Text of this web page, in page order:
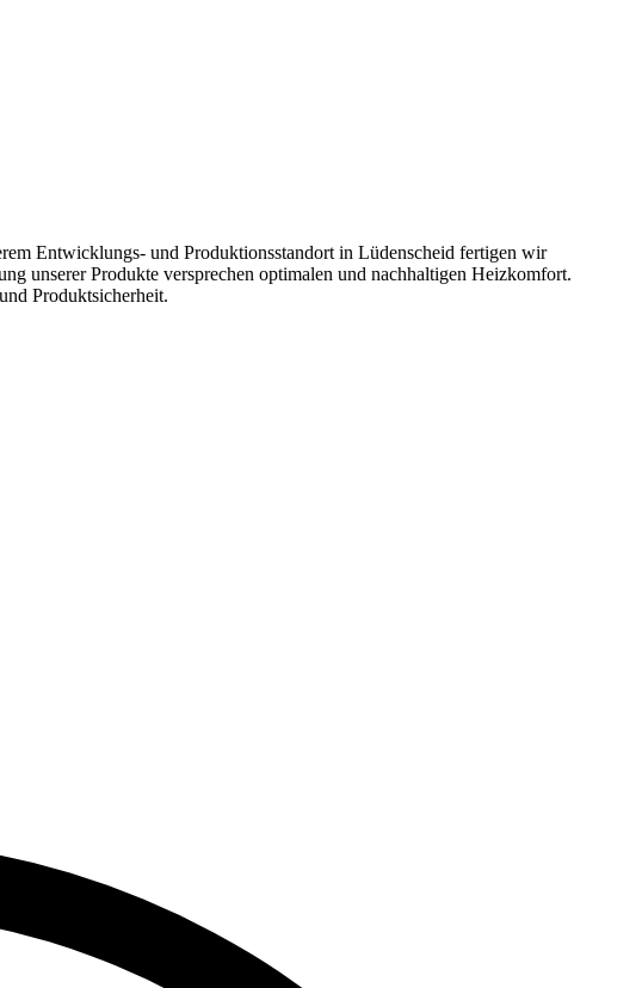
Entwicklungs- und Produktionsstandort in Lüdenscheid fertigen wir
unserer Produkte versprechen optimalen und nachhaltigen Heizkomfort.
Produktsicherheit.